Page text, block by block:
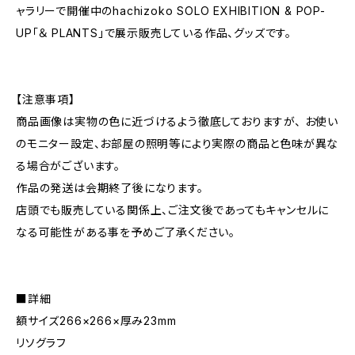
ャラリーで開催中のhachizoko SOLO EXHIBITION & POP-
UP「＆ PLANTS」で展示販売している作品、グッズです。
【注意事項】
商品画像は実物の色に近づけるよう徹底しておりますが、 お使い
のモニター設定、お部屋の照明等により実際の商品と色味が異な
る場合がございます。
作品の発送は会期終了後になります。
店頭でも販売している関係上、ご注文後であってもキャンセルに
なる可能性がある事を予めご了承ください。
■詳細
額サイズ266×266×厚み23mm
リソグラフ